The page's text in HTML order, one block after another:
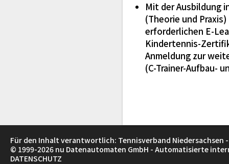
Mit der Ausbildung
(Theorie und
erforderlichen E-
Kindertennis-
Anmeldung zur
(C-Trainer-Aufbau-
Für den Inhalt verantwortlich: Tennisverband Niedersachsen -
© 1999-2026 nu Datenautomaten GmbH - Automatisierte
DATENSCHUTZ